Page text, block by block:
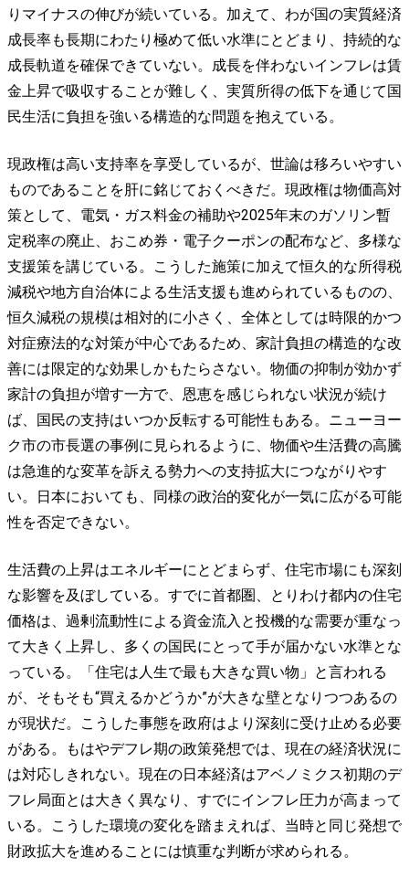
りマイナスの伸びが続いている。加えて、わが国の実質経済
成長率も長期にわたり極めて低い水準にとどまり、持続的な
成長軌道を確保できていない。成長を伴わないインフレは賃
金上昇で吸収することが難しく、実質所得の低下を通じて国
民生活に負担を強いる構造的な問題を抱えている。
現政権は高い支持率を享受しているが、世論は移ろいやすい
ものであることを肝に銘じておくべきだ。現政権は物価高対
策として、電気・ガス料金の補助や2025年末のガソリン暫
定税率の廃止、おこめ券・電子クーポンの配布など、多様な
支援策を講じている。こうした施策に加えて恒久的な所得税
減税や地方自治体による生活支援も進められているものの、
恒久減税の規模は相対的に小さく、全体としては時限的かつ
対症療法的な対策が中心であるため、家計負担の構造的な改
善には限定的な効果しかもたらさない。物価の抑制が効かず
家計の負担が増す一方で、恩恵を感じられない状況が続け
ば、国民の支持はいつか反転する可能性もある。ニューヨー
ク市の市長選の事例に見られるように、物価や生活費の高騰
は急進的な変革を訴える勢力への支持拡大につながりやす
い。日本においても、同様の政治的変化が一気に広がる可能
性を否定できない。
生活費の上昇はエネルギーにとどまらず、住宅市場にも深刻
な影響を及ぼしている。すでに首都圏、とりわけ都内の住宅
価格は、過剰流動性による資金流入と投機的な需要が重なっ
て大きく上昇し、多くの国民にとって手が届かない水準とな
っている。「住宅は人生で最も大きな買い物」と言われる
が、そもそも“買えるかどうか”が大きな壁となりつつあるの
が現状だ。こうした事態を政府はより深刻に受け止める必要
がある。もはやデフレ期の政策発想では、現在の経済状況に
は対応しきれない。現在の日本経済はアベノミクス初期のデ
フレ局面とは大きく異なり、すでにインフレ圧力が高まって
いる。こうした環境の変化を踏まえれば、当時と同じ発想で
財政拡大を進めることには慎重な判断が求められる。